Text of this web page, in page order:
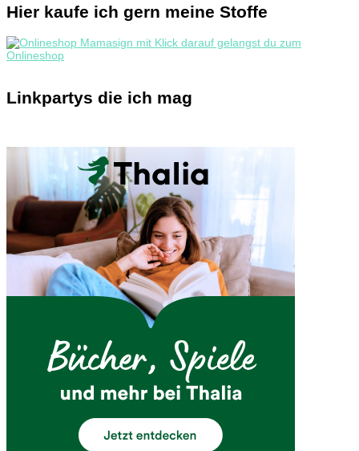
Hier kaufe ich gern meine Stoffe
Linkpartys die ich mag